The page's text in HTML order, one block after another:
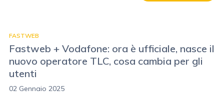
FASTWEB
Fastweb + Vodafone: ora è ufficiale, nasce il
nuovo operatore TLC, cosa cambia per gli
utenti
02 Gennaio 2025